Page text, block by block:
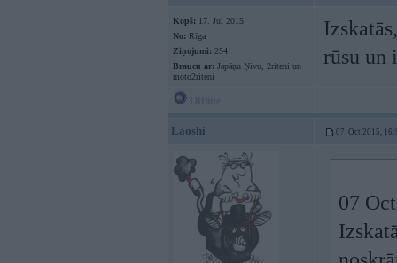
Kopš: 17. Jul 2015
No: Rīga
Ziņojumi: 254
Braucu ar: Japāņu Ņivu, 2riteni un
moto2riteni
rūsu un
Laoshi 07. Oct 2015,
07